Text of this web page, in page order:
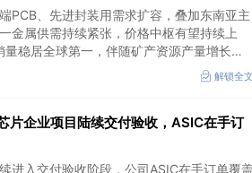
PCB、先进封装用需求扩容，叠加东南亚主
金属供需持续紧张，价格中枢有望持续上
稳居全球第一，伴随矿产资源产量增长与
率有望进一步提升，同时有望充分受益金属
解锁全文
片企业项目陆续交付验收，ASIC在手订
进入交付验收阶段，公司ASIC在手订单覆盖